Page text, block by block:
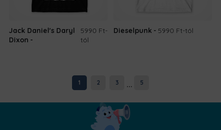
Jack Daniel's Daryl
Dixon
5990 Ft-
tól
Dieselpunk 5990 Ft-tól
1 2 3 ... 5